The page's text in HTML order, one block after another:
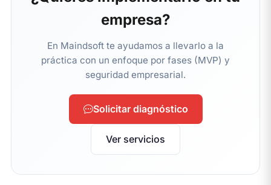
empresa?
En Maindsoft te ayudamos a llevarlo a la
práctica con un enfoque por fases (MVP) y
seguridad empresarial.
Solicitar diagnóstico
Ver servicios